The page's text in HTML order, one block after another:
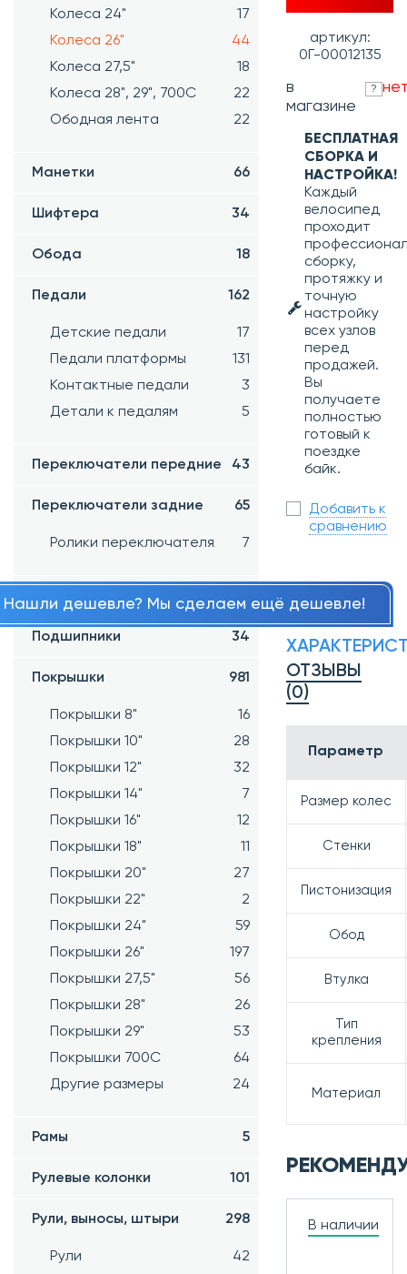
Колеса 24"
17
Колеса 26"
44
Колеса 27,5"
18
Колеса 28", 29", 700С
22
Ободная лента
22
Манетки 66
Шифтера 34
Обода 18
Педали 162
Детские педали
17
Педали платформы
131
Контактные педали
3
Детали к педалям
5
Переключатели передние 43
Переключатели задние 65
Ролики переключателя 7
Подшипники 34
Покрышки 981
Покрышки 8"
16
Покрышки 10"
28
Покрышки 12"
32
Покрышки 14"
7
Покрышки 16"
12
Покрышки 18"
11
Покрышки 20"
27
Покрышки 22"
2
Покрышки 24"
59
Покрышки 26"
197
Покрышки 27,5"
56
Покрышки 28"
26
Покрышки 29"
53
Покрышки 700C
64
Другие размеры
24
Рамы 5
Рулевые колонки 101
Рули, выносы, штыри 298
Рули
42
артикул:
0Г-00012135
в
магазине
?
БЕСПЛАТНАЯ
СБОРКА И
НАСТРОЙКА!
Каждый
велосипед
проходит
сборку,
протяжку и
точную
настройку
всех узлов
перед
продажей.
Вы
получаете
полностью
готовый к
поездке
байк.
Добавить к
сравнению
Нашли дешевле? Мы сделаем ещё дешевле!
ОТЗЫВЫ
(0)
Параметр
Размер колес
Стенки
Пистонизация
Обод
Втулка
Тип
крепления
Материал
В наличии